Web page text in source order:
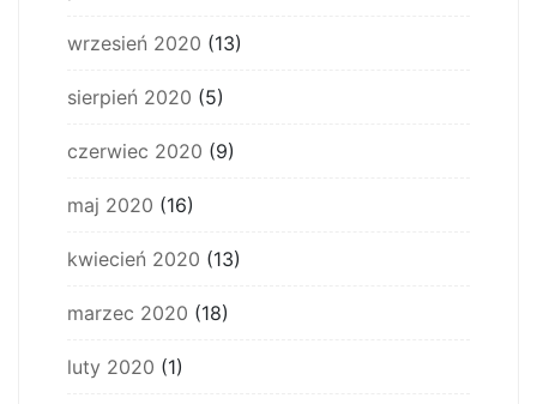
wrzesień 2020 (13)
sierpień 2020 (5)
czerwiec 2020 (9)
maj 2020 (16)
kwiecień 2020 (13)
marzec 2020 (18)
luty 2020 (1)